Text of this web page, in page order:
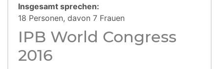
Insgesamt sprechen:
18 Personen, davon 7 Frauen
IPB World Congress
2016